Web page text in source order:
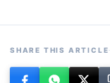
SHARE THIS ARTICLE